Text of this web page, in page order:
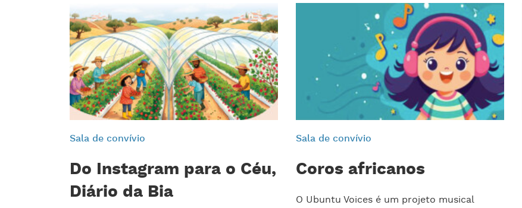
Sala de convívio
Do Instagram para o Céu,
Diário da Bia
Sala de convívio
Coros africanos
O Ubuntu Voices é um projeto musical